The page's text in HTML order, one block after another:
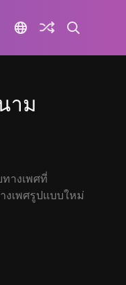
าม
างเพศที่
งเพศรูปแบบใหม่